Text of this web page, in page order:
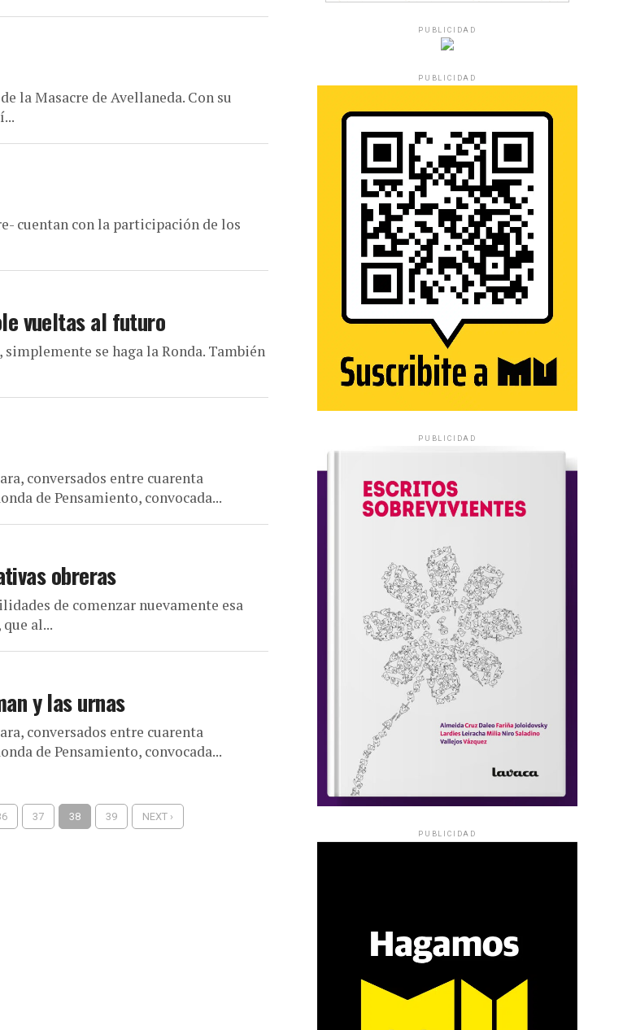
la Masacre de Avellaneda. Con su
cuentan con la participación de los
vueltas al futuro
simplemente se haga la Ronda. También
conversados entre cuarenta
de Pensamiento, convocada...
obreras
de comenzar nuevamente esa
al...
y las urnas
conversados entre cuarenta
de Pensamiento, convocada...
37 38 39 NEXT ›
PUBLICIDAD
PUBLICIDAD
PUBLICIDAD
PUBLICIDAD